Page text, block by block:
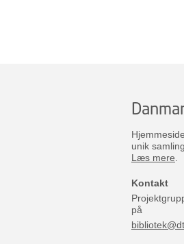
unik
Læs mere
Kontakt
på